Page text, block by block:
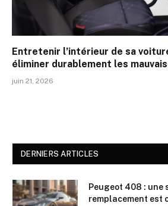
Entretenir l’intérieur de sa
éliminer durablement les
juin 21, 2026
DERNIERS ARTICLES
Peugeot 408 : une
remplacement est